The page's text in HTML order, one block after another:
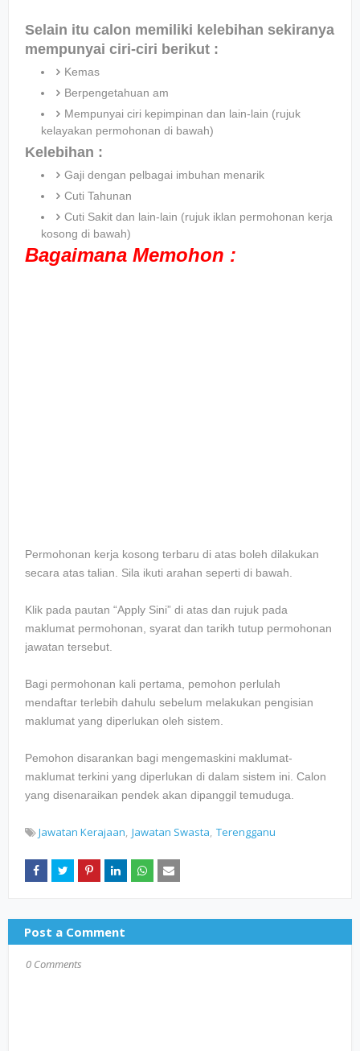
Selain itu calon memiliki kelebihan sekiranya
mempunyai ciri-ciri berikut :
Kemas
Berpengetahuan am
Mempunyai ciri kepimpinan dan lain-lain (rujuk
kelayakan permohonan di bawah)
Kelebihan :
Gaji dengan pelbagai imbuhan menarik
Cuti Tahunan
Cuti Sakit dan lain-lain (rujuk iklan permohonan kerja
kosong di bawah)
Bagaimana Memohon :
Permohonan kerja kosong terbaru di atas boleh dilakukan
secara atas talian. Sila ikuti arahan seperti di bawah.
Klik pada pautan “Apply Sini” di atas dan rujuk pada
maklumat permohonan, syarat dan tarikh tutup permohonan
jawatan tersebut.
Bagi permohonan kali pertama, pemohon perlulah
mendaftar terlebih dahulu sebelum melakukan pengisian
maklumat yang diperlukan oleh sistem.
Pemohon disarankan bagi mengemaskini maklumat-
maklumat terkini yang diperlukan di dalam sistem ini. Calon
yang disenaraikan pendek akan dipanggil temuduga.
Jawatan Kerajaan Jawatan Swasta Terengganu
Post a Comment
0 Comments